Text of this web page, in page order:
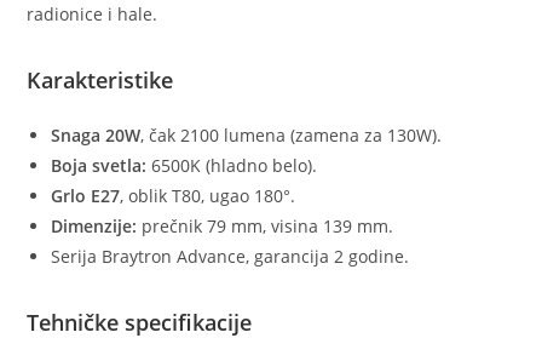
radionice i hale.
Karakteristike
Snaga 20W, čak 2100 lumena (zamena za 130W).
Boja svetla: 6500K (hladno belo).
Grlo E27, oblik T80, ugao 180°.
Dimenzije: prečnik 79 mm, visina 139 mm.
Serija Braytron Advance, garancija 2 godine.
Tehničke specifikacije